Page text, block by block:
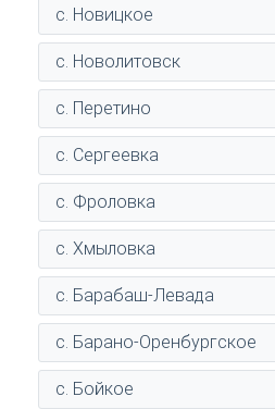
с. Новицкое
с. Новолитовск
с. Перетино
с. Сергеевка
с. Фроловка
с. Хмыловка
с. Барабаш-Левада
с. Барано-Оренбургское
с. Бойкое